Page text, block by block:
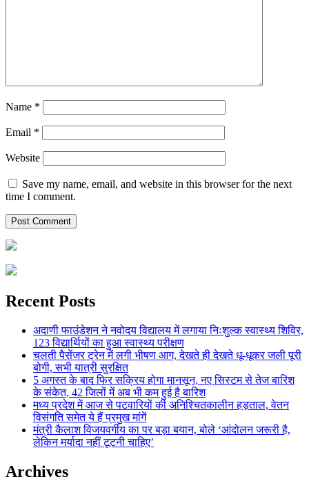
Name *
Email *
Website
Save my name, email, and website in this browser for the next
time I comment.
Recent Posts
अदाणी फाउंडेशन ने नवोदय विद्यालय में लगाया निःशुल्क स्वास्थ्य शिविर,
123 विद्यार्थियों का हुआ स्वास्थ्य परीक्षण
चलती पैसेंजर ट्रेन में लगी भीषण आग, देखते ही देखते धू-धूकर जली पूरी
बोगी, सभी यात्री सुरक्षित
5 अगस्त के बाद फिर सक्रिय होगा मानसून, नए सिस्टम से तेज बारिश
के संकेत, 42 जिलों में अब भी कम हुई है बारिश
मध्य प्रदेश में आज से पटवारियों की अनिश्चितकालीन हड़ताल, वेतन
विसंगति समेत ये हैं प्रमुख मांगें
मंत्री कैलाश विजयवर्गीय का पर बड़ा बयान, बोले ‘आंदोलन जरूरी है,
लेकिन मर्यादा नहीं टूटनी चाहिए’
Archives